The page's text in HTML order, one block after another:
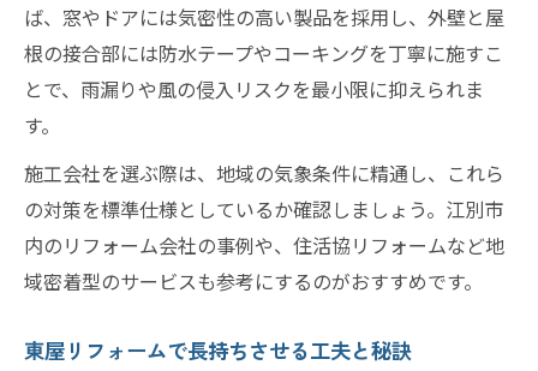
ば、窓やドアには気密性の高い製品を採用し、外壁と屋
根の接合部には防水テープやコーキングを丁寧に施すこ
とで、雨漏りや風の侵入リスクを最小限に抑えられま
す。
施工会社を選ぶ際は、地域の気象条件に精通し、これら
の対策を標準仕様としているか確認しましょう。江別市
内のリフォーム会社の事例や、住活協リフォームなど地
域密着型のサービスも参考にするのがおすすめです。
東屋リフォームで長持ちさせる工夫と秘訣